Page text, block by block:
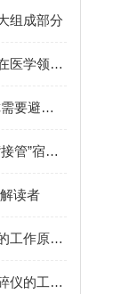
组成部分
捷美二氧化碳培养箱在医学领域中的应用研究
选购2-8℃冷藏箱：你需要避免的陷阱
科学家揭示病毒如何“接管”宿主细胞
读者
捷美二氧化碳培养箱的工作原理是什么？
钛合金超声波细胞破碎仪的工作原理